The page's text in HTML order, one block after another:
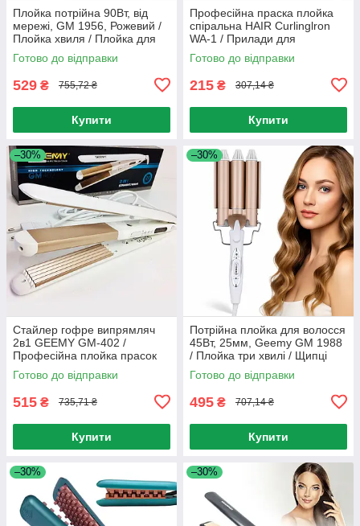
Плойка потрійна 90Вт, від
мережі, GM 1956, Рожевий /
Плойка хвиля / Плойка для
волосся / Щипці для завивки
волосся
Готово до відправки
529 ₴ 755,72 ₴
Купити
Професійна праска плойка
спіральна HAIR Curlinglron
WA-1 / Прилади для
укладання волосся
Готово до відправки
215 ₴ 307,14 ₴
Купити
–30%
Стайлер гофре випрямляч
2в1 GEEMY GM-402 /
Професійна плойка прасок
для волосся
Готово до відправки
515 ₴ 735,71 ₴
Купити
–30%
Потрійна плойка для волосся
45Вт, 25мм, Geemy GM 1988
/ Плойка три хвилі / Щипці
для створення хвиль
Готово до відправки
495 ₴ 707,14 ₴
Купити
–30% –30%